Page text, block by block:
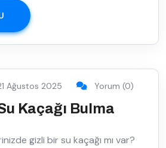
Ağustos 2025 Yorum (0)
Kaçağı Bulma
gizli bir su kaçağı mı var?